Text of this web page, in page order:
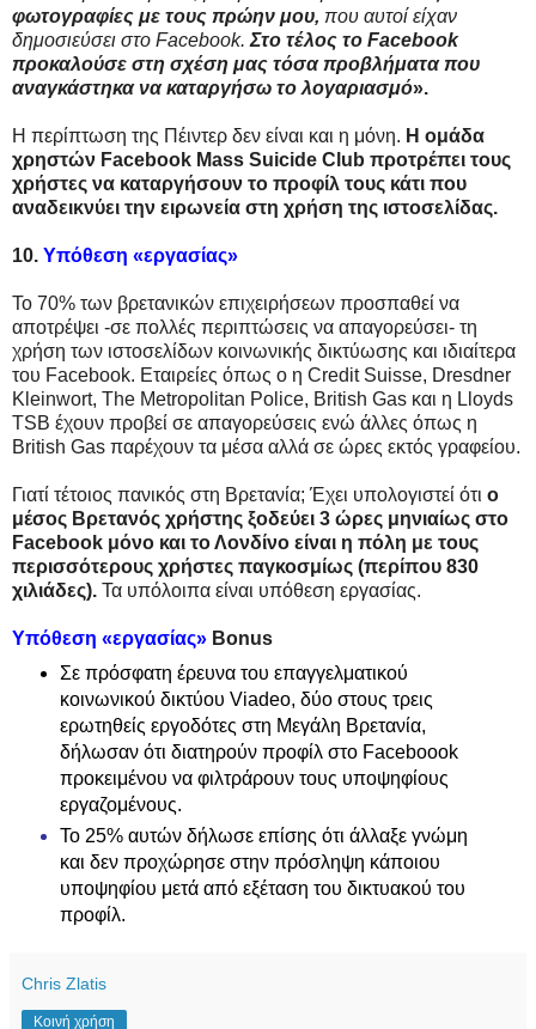
φωτογραφίες με τους πρώην μου, που αυτοί είχαν
δημοσιεύσει στο Facebook. Στο τέλος το Facebook
προκαλούσε στη σχέση μας τόσα προβλήματα που
αναγκάστηκα να καταργήσω το λογαριασμό».
Η περίπτωση της Πέιντερ δεν είναι και η μόνη. Η ομάδα
χρηστών Facebook Mass Suicide Club προτρέπει τους
χρήστες να καταργήσουν το προφίλ τους κάτι που
αναδεικνύει την ειρωνεία στη χρήση της ιστοσελίδας.
10. Υπόθεση «εργασίας»
Το 70% των βρετανικών επιχειρήσεων προσπαθεί να
αποτρέψει -σε πολλές περιπτώσεις να απαγορεύσει- τη
χρήση των ιστοσελίδων κοινωνικής δικτύωσης και ιδιαίτερα
του Facebook. Εταιρείες όπως ο η Credit Suisse, Dresdner
Kleinwort, The Metropolitan Police, British Gas και η Lloyds
TSB έχουν προβεί σε απαγορεύσεις ενώ άλλες όπως η
British Gas παρέχουν τα μέσα αλλά σε ώρες εκτός γραφείου.
Γιατί τέτοιος πανικός στη Βρετανία; Έχει υπολογιστεί ότι ο
μέσος Βρετανός χρήστης ξοδεύει 3 ώρες μηνιαίως στο
Facebook μόνο και το Λονδίνο είναι η πόλη με τους
περισσότερους χρήστες παγκοσμίως (περίπου 830
χιλιάδες). Τα υπόλοιπα είναι υπόθεση εργασίας.
Υπόθεση «εργασίας» Bonus
Σε πρόσφατη έρευνα του επαγγελματικού
κοινωνικού δικτύου Viadeo, δύο στους τρεις
ερωτηθείς εργοδότες στη Μεγάλη Βρετανία,
δήλωσαν ότι διατηρούν προφίλ στο Faceboook
προκειμένου να φιλτράρουν τους υποψηφίους
εργαζομένους.
Το 25% αυτών δήλωσε επίσης ότι άλλαξε γνώμη
και δεν προχώρησε στην πρόσληψη κάποιου
υποψηφίου μετά από εξέταση του δικτυακού του
προφίλ.
Chris Zlatis
Κοινή χρήση